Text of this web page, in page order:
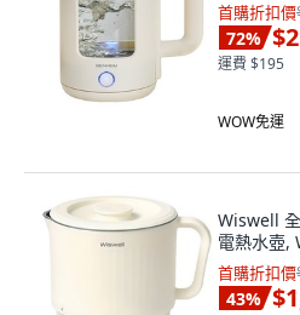
首購折扣價
72%
運費 $195
WOW免運
Wiswell
電熱水壺,
首購折扣價
43%